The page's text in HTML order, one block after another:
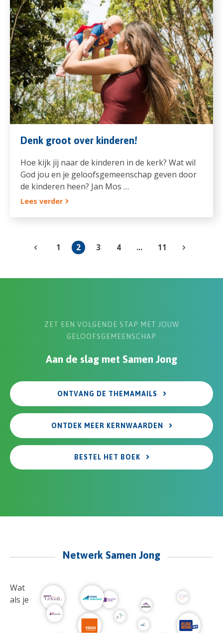
Denk groot over kinderen!
Hoe kijk jij naar de kinderen in de kerk? Wat wil
God jou en je geloofsgemeenschap geven door
de kinderen heen? Jan Mos …
Lees verder
1 2 3 4 ... 11
ZET EEN VOLGENDE STAP MET JOUW
GELOOFSGEMEENSCHAP
Aan de slag met Samen Jong
ONTVANG DE THEMAMAILS
ONTDEK MEER KERNWAARDEN
BESTEL HET BOEK
Netwerk Samen Jong
Wat
als je